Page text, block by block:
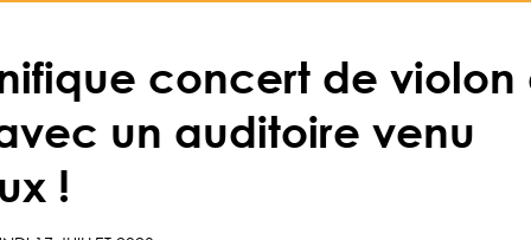
concert de violon
un auditoire venu
!